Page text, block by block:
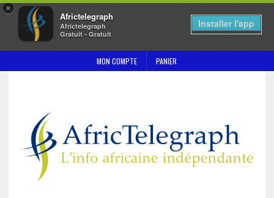
×
Africtelegraph
Africtelegraph
Gratuit - Gratuit
Installer l'app
MON COMPTE PANIER